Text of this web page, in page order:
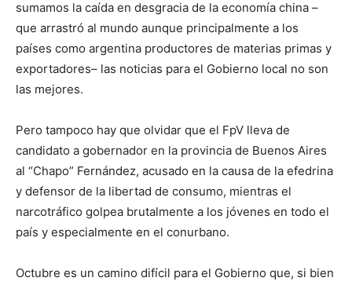
sumamos la caída en desgracia de la economía china –
que arrastró al mundo aunque principalmente a los
países como argentina productores de materias primas y
exportadores– las noticias para el Gobierno local no son
las mejores.
Pero tampoco hay que olvidar que el FpV lleva de
candidato a gobernador en la provincia de Buenos Aires
al “Chapo” Fernández, acusado en la causa de la efedrina
y defensor de la libertad de consumo, mientras el
narcotráfico golpea brutalmente a los jóvenes en todo el
país y especialmente en el conurbano.
Octubre es un camino difícil para el Gobierno que, si bien